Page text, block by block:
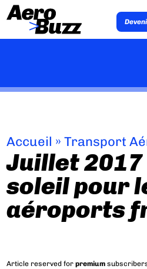
Accueil »Transport
Juillet 2017
soleil pour
aéroports
Article reserved forpremium